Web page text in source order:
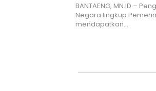
BANTAENG, MN.ID –
Negara lingkup
mendapatkan…